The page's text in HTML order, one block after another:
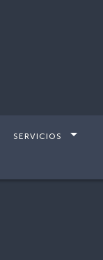
SERVICIOS